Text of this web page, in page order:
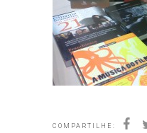
COMPARTILHE: